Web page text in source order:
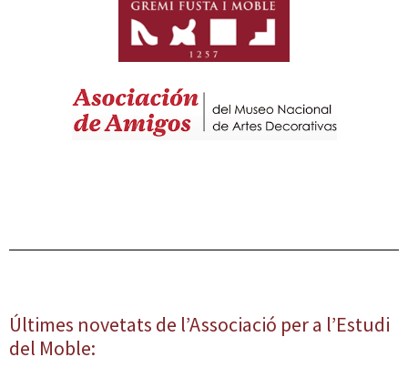
Últimes novetats de l’Associació per a l’Estudi
del Moble: